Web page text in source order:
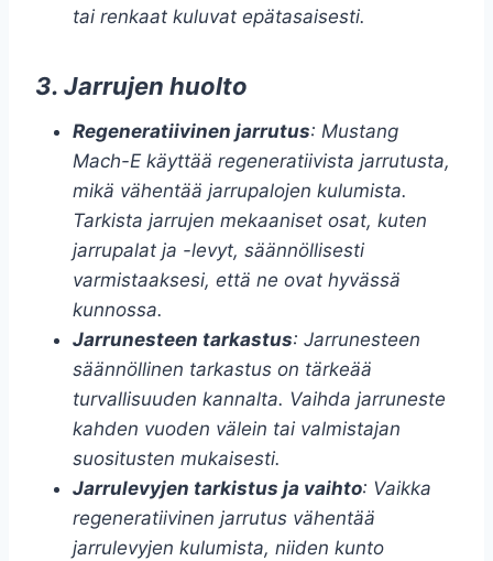
tai renkaat kuluvat epätasaisesti.
3. Jarrujen huolto
Regeneratiivinen jarrutus: Mustang
Mach-E käyttää regeneratiivista jarrutusta,
mikä vähentää jarrupalojen kulumista.
Tarkista jarrujen mekaaniset osat, kuten
jarrupalat ja -levyt, säännöllisesti
varmistaaksesi, että ne ovat hyvässä
kunnossa.
Jarrunesteen tarkastus: Jarrunesteen
säännöllinen tarkastus on tärkeää
turvallisuuden kannalta. Vaihda jarruneste
kahden vuoden välein tai valmistajan
suositusten mukaisesti.
Jarrulevyjen tarkistus ja vaihto: Vaikka
regeneratiivinen jarrutus vähentää
jarrulevyjen kulumista, niiden kunto